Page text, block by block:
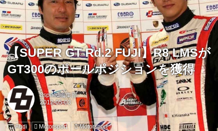
【SUPER GT Rd.2 FUJI】R8 LMSが
GT300のポールポジションを獲得
8speed編集部
Audi Motorsport Motorsport